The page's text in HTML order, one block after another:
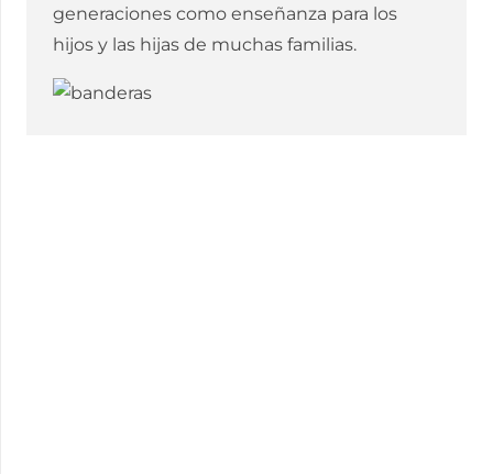
generaciones como enseñanza para los
hijos y las hijas de muchas familias.